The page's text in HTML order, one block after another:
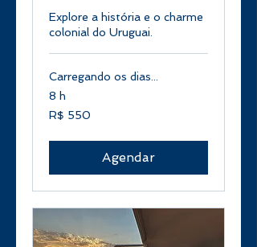
Explore a história e o charme
colonial do Uruguai.
Carregando os dias...
8 h
550
Reais
R$ 550
Agendar